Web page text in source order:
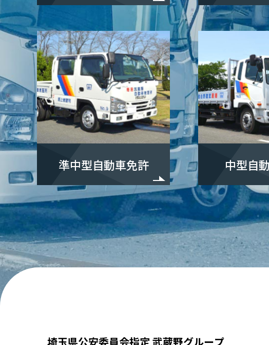
準中型自動車免許 中型自
埼玉県公安委員会指定 武蔵野グループ